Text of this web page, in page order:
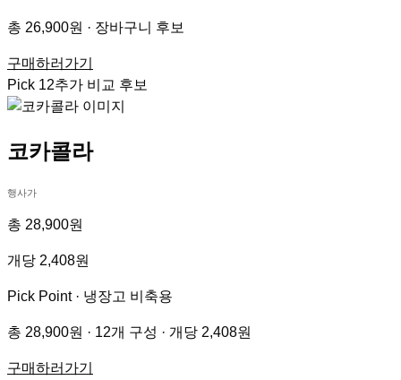
총 26,900원 · 장바구니 후보
구매하러가기
Pick 12추가 비교 후보
코카콜라
행사가
총 28,900원
개당 2,408원
Pick Point · 냉장고 비축용
총 28,900원 · 12개 구성 · 개당 2,408원
구매하러가기